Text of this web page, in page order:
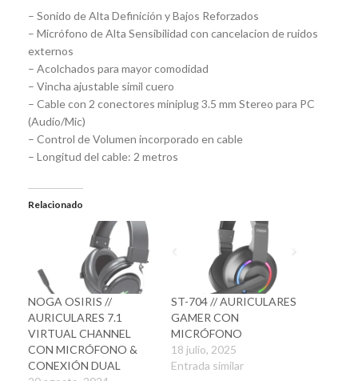
– Sonido de Alta Definición y Bajos Reforzados
– Micrófono de Alta Sensibilidad con cancelacion de ruidos
externos
– Acolchados para mayor comodidad
– Vincha ajustable simil cuero
– Cable con 2 conectores miniplug 3.5 mm Stereo para PC
(Audio/Mic)
– Control de Volumen incorporado en cable
– Longitud del cable: 2 metros
Relacionado
NOGA OSIRIS //
AURICULARES 7.1
VIRTUAL CHANNEL
CON MICRÓFONO &
CONEXIÓN DUAL
ST-704 // AURICULARES
GAMER CON
MICRÓFONO
18 julio, 2025
Entrada similar